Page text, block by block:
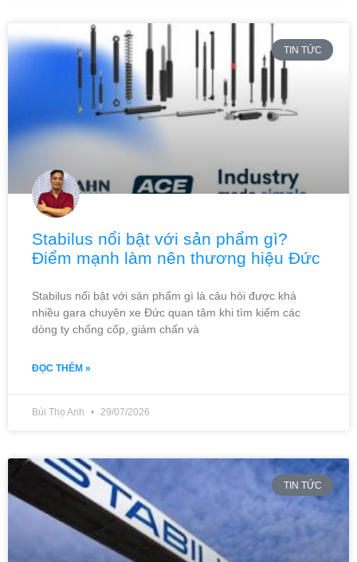
TIN TỨC
Stabilus nổi bật với sản phẩm gì?
Điểm mạnh làm nên thương hiệu Đức
Stabilus nổi bật với sản phẩm gì là câu hỏi được khá
nhiều gara chuyên xe Đức quan tâm khi tìm kiếm các
dòng ty chống cốp, giảm chấn và
ĐỌC THÊM »
Bùi Thọ Anh 29/07/2026
TIN TỨC